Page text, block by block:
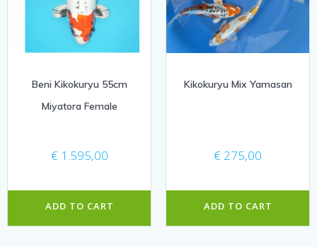
Beni Kikokuryu 55cm
Miyatora Female
€ 1.595,00
ADD TO CART
Kikokuryu Mix Yamasan
€ 275,00
ADD TO CART